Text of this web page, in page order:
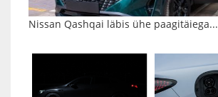
Nissan Qashqai läbis ühe paagitäiega...